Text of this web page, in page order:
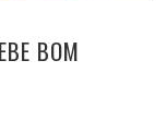
BOM